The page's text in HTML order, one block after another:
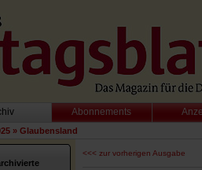
Abonnements
» Glaubensland
<<< zur vorherigen Ausgabe